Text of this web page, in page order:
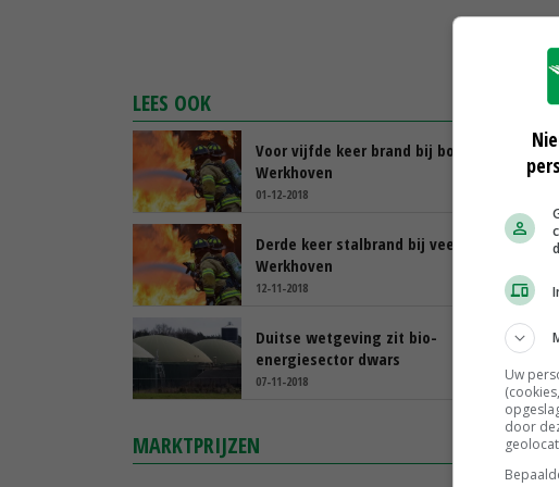
LEES OOK
Voor vijfde keer brand bij boer in
Werkhoven
01-12-2018
Derde keer stalbrand bij veehouderij
Werkhoven
12-11-2018
Duitse wetgeving zit bio-
energiesector dwars
07-11-2018
MARKTPRIJZEN
Uw
door